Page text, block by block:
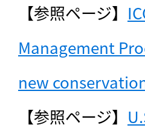
【参照ページ】
Management
new
【参照ページ】